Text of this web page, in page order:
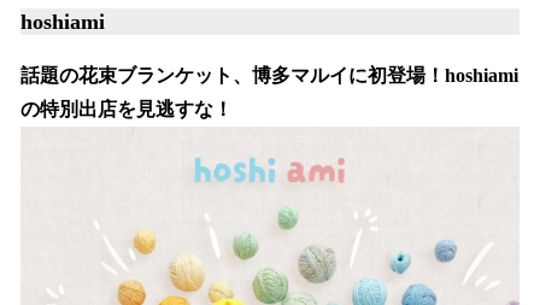
hoshiami
話題の花束ブランケット、博多マルイに初登場！hoshiami
の特別出店を見逃すな！